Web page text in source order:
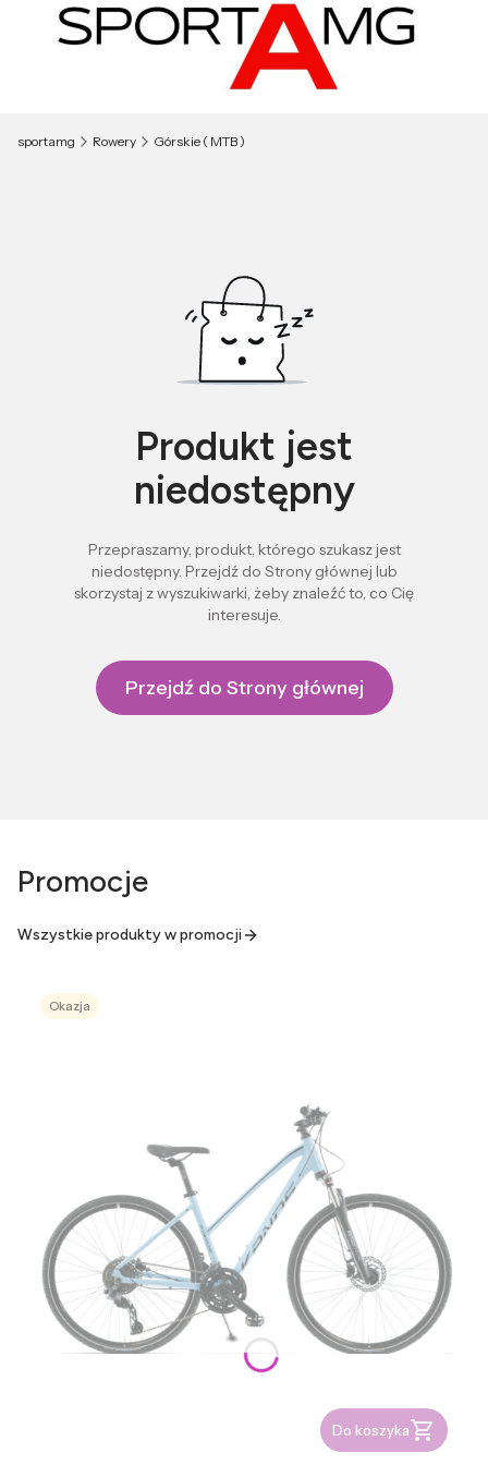
sportamg Rowery Górskie ( MTB )
Produkt jest
niedostępny
Przepraszamy, produkt, którego szukasz jest
niedostępny. Przejdź do Strony głównej lub
skorzystaj z wyszukiwarki, żeby znaleźć to, co Cię
interesuje.
Przejdź do Strony głównej
Promocje
Wszystkie produkty w promocji
Okazja
Do koszyka